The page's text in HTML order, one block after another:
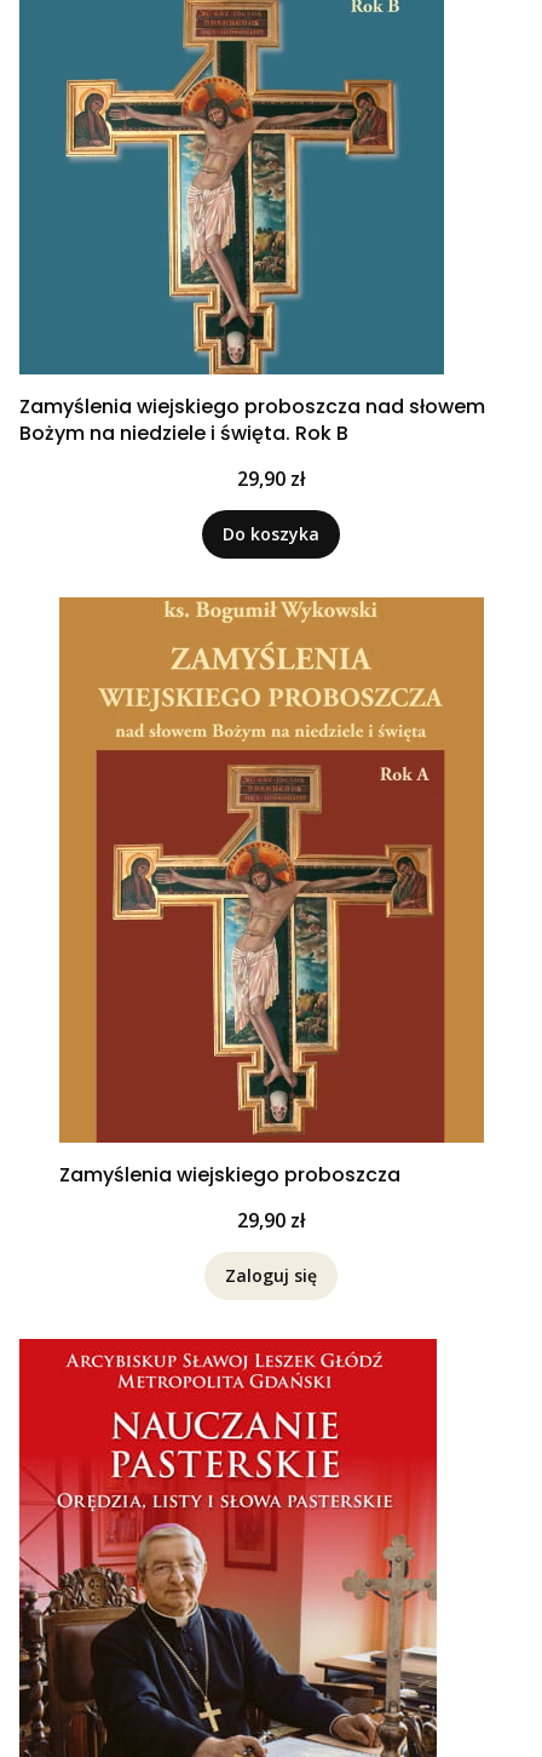
Zamyślenia wiejskiego proboszcza nad słowem
Bożym na niedziele i święta. Rok B
Cena
29,90 zł
Do koszyka
Zamyślenia wiejskiego proboszcza
Cena
29,90 zł
Zaloguj się